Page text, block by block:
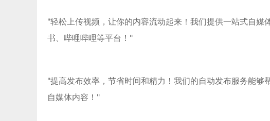
"轻松上传视频，让你的内容流动起来！我们提供一站式自
书、哔哩哔哩等平台！"
"提高发布效率，节省时间和精力！我们的自动发布服务能
自媒体内容！"